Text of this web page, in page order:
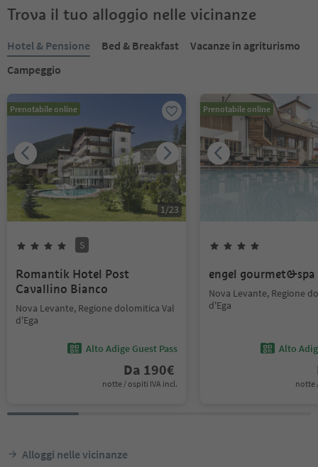
Trova il tuo alloggio nelle vicinanze
Hotel & Pensione Bed & Breakfast
Vacanze in agriturismo
Campeggio
Prenotabile online
1/23
S
Romantik Hotel Post
Cavallino Bianco
Nova Levante, Regione dolomitica Val
d'Ega
Alto Adige Guest Pass
Da 190€
notte / ospiti IVA incl.
Prenotabile online
engel gourmet&spa
Nova Levante, Regione
d'Ega
Alto
notte
Alloggi nelle vicinanze